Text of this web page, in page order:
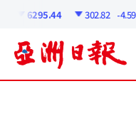
6295.44 302.82 -